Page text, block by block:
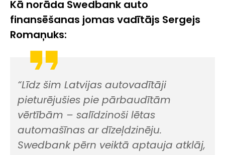
Kā norāda Swedbank auto
finansēšanas jomas vadītājs Sergejs
Romaņuks:
“Līdz šim Latvijas autovadītāji
pieturējušies pie pārbaudītām
vērtībām – salīdzinoši lētas
automašīnas ar dīzeļdzinēju.
Swedbank pērn veiktā aptauja atklāj,